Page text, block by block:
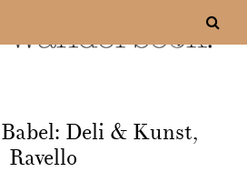
Deli & Kunst,
Ravello